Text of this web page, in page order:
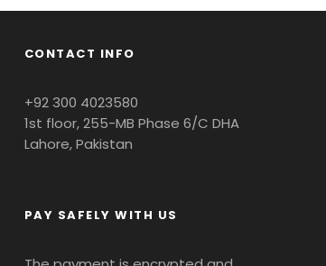
CONTACT INFO
+92 300 4023580
1st floor, 255-MB Phase 6/C DHA
Lahore, Pakistan
PAY SAFELY WITH US